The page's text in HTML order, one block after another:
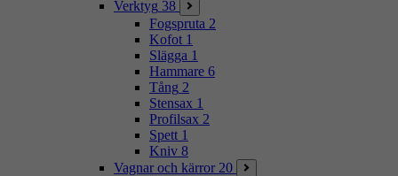
Verktyg 38
Fogspruta 2
Kofot 1
Slägga 1
Hammare 6
Tång 2
Stensax 1
Profilsax 2
Spett 1
Kniv 8
Vagnar och kärror 20